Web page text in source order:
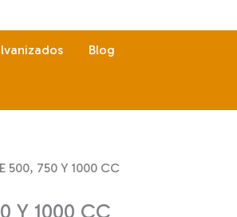
Blog
500, 750 Y 1000 CC
Y 1000 CC